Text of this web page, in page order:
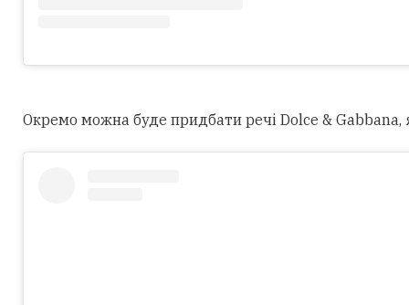
Окремо можна буде придбати речі Dolce & Gabbana,